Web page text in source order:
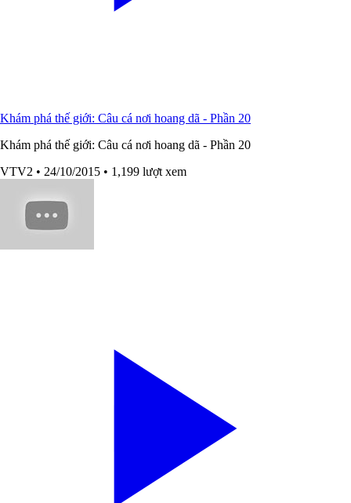
Khám phá thế giới: Câu cá nơi hoang dã - Phần 20
Khám phá thế giới: Câu cá nơi hoang dã - Phần 20
VTV2 • 24/10/2015 • 1,199 lượt xem